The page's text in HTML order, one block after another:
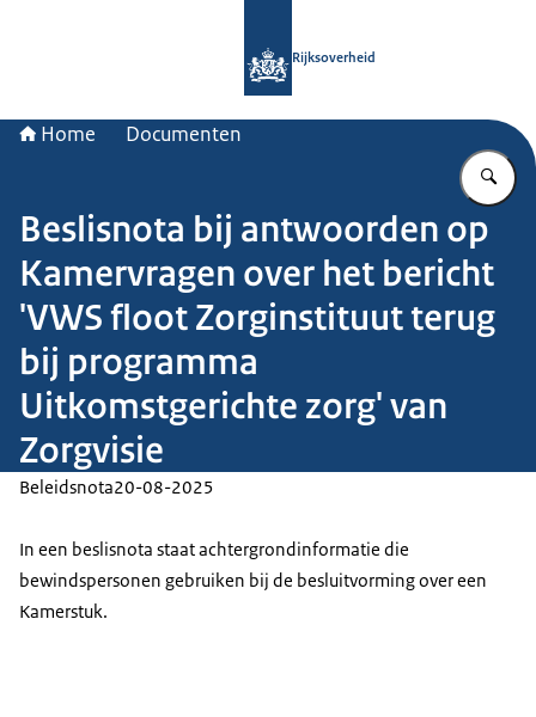
Rijksoverheid
Home Documenten
Beslisnota bij antwoorden op
Kamervragen over het bericht
'VWS floot Zorginstituut terug
bij programma
Uitkomstgerichte zorg' van
Zorgvisie
Beleidsnota20-08-2025
In een beslisnota staat achtergrondinformatie die
bewindspersonen gebruiken bij de besluitvorming over een
Kamerstuk.